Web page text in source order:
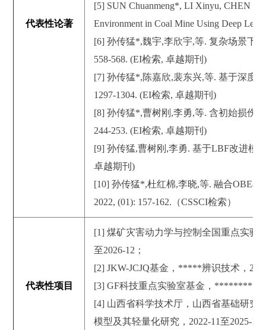
代表性论著
[5] SUN Chuanmeng*, LI Xinyu, CHEN
Environment in Coal Mine Using Deep
[6] 孙传猛*,魏宇,李欣宇,等. 复杂场景下
558-568. (EI检索, 卓越期刊)
[7] 孙传猛*,陈嘉欣,裴东兴,等. 基于深度
1297-1304. (EI检索, 卓越期刊)
[8] 孙传猛*,曹树刚,李勇,等. 含初始损伤
244-253. (EI检索, 卓越期刊)
[9] 孙传猛,曹树刚,李勇. 基于LBF改进模
卓越期刊)
[10] 孙传猛*,杜红棉,李晓,等. 融合OBE
2022, (01): 157-162.（CSSCI检索）
代表性项目
[1] 煤矿灾害动力学与控制全国重点实验
至2026-12；
[2] JKW-JCJQ基金，*****辨识技术，
[3] GF科技重点实验室基金，
[4] 山西省科学技术厅，山西省基础研究
模型及其轻量化研究，2022-11至2025-10